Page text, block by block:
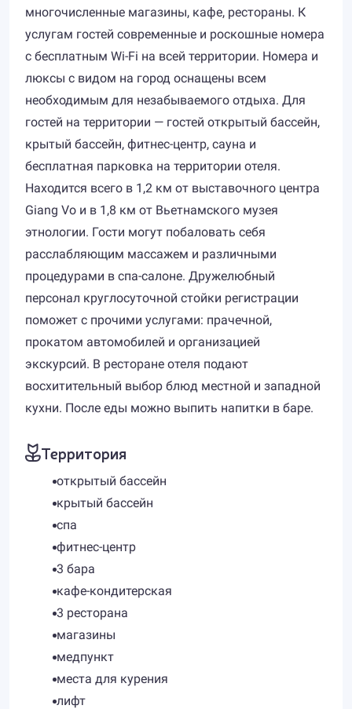
многочисленные магазины, кафе, рестораны. К
услугам гостей современные и роскошные номера
с бесплатным Wi-Fi на всей территории. Номера и
люксы с видом на город оснащены всем
необходимым для незабываемого отдыха. Для
гостей на территории — гостей открытый бассейн,
крытый бассейн, фитнес-центр, сауна и
бесплатная парковка на территории отеля.
Находится всего в 1,2 км от выставочного центра
Giang Vo и в 1,8 км от Вьетнамского музея
этнологии. Гости могут побаловать себя
расслабляющим массажем и различными
процедурами в спа-салоне. Дружелюбный
персонал круглосуточной стойки регистрации
поможет с прочими услугами: прачечной,
прокатом автомобилей и организацией
экскурсий. В ресторане отеля подают
восхитительный выбор блюд местной и западной
кухни. После еды можно выпить напитки в баре.
Территория
открытый бассейн
крытый бассейн
спа
фитнес-центр
3 бара
кафе-кондитерская
3 ресторана
магазины
медпункт
места для курения
лифт